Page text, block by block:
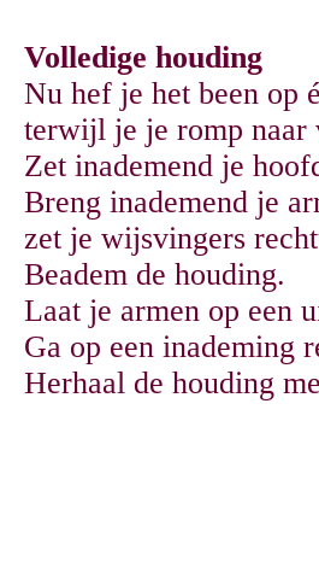
Volledige houding
Nu hef je het been op
terwijl je je romp naar
Zet inademend je
Breng inademend je
zet je wijsvingers
Beadem de houding.
Laat je armen op een
Ga op een inademing
Herhaal de houding